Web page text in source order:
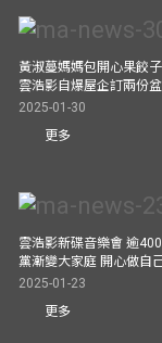
黃淑蔓媽媽包開心果餃
雲浩影自爆屋企訂兩份
2025-01-30
更多
雲浩影新碟音樂會 逾
黨漸變大家庭 開心做自
2025-01-23
更多